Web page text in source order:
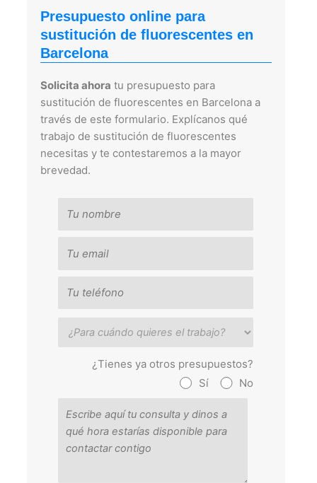
Presupuesto online para
sustitución de fluorescentes en
Barcelona
Solicita ahora tu presupuesto para
sustitución de fluorescentes en Barcelona a
través de este formulario. Explícanos qué
trabajo de sustitución de fluorescentes
necesitas y te contestaremos a la mayor
brevedad.
¿Tienes ya otros presupuestos?
Sí
No